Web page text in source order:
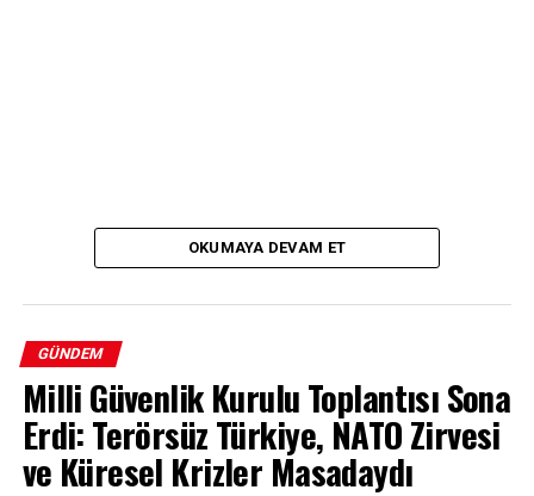
OKUMAYA DEVAM ET
GÜNDEM
Milli Güvenlik Kurulu Toplantısı Sona
Erdi: Terörsüz Türkiye, NATO Zirvesi
ve Küresel Krizler Masadaydı